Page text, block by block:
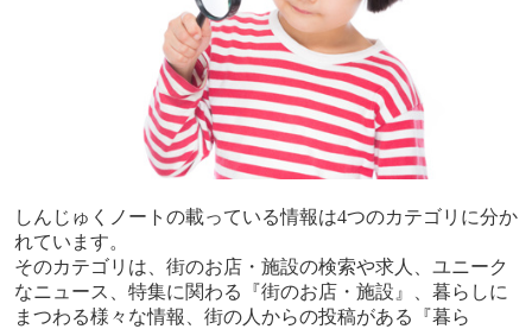
しんじゅくノートの載っている情報は4つのカテゴリに分か
れています。
そのカテゴリは、街のお店・施設の検索や求人、ユニーク
なニュース、特集に関わる『街のお店・施設』、暮らしに
まつわる様々な情報、街の人からの投稿がある『暮ら